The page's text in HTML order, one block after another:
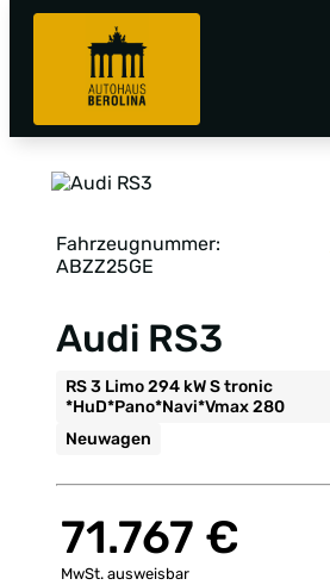
Fahrzeugnummer:
ABZZ25GE
Audi RS3
RS 3 Limo 294 kW S tronic
*HuD*Pano*Navi*Vmax 280
Neuwagen
71.767 €
MwSt. ausweisbar